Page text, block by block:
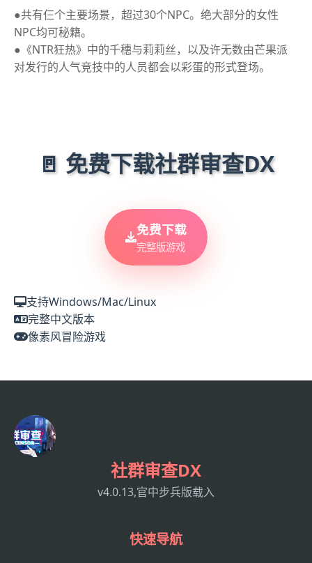
●共有仨个主要场景，超过30个NPC。绝大部分的女性
NPC均可秘籍。
●《NTR狂热》中的千穗与莉莉丝，以及许无数由芒果派
对发行的人气竞技中的人员都会以彩蛋的形式登场。
🚪 免费下载社群审查DX
免费下载
完整版游戏
支持Windows/Mac/Linux
完整中文版本
像素风冒险游戏
社群审查DX
v4.0.13,官中步兵版载入
快速导航